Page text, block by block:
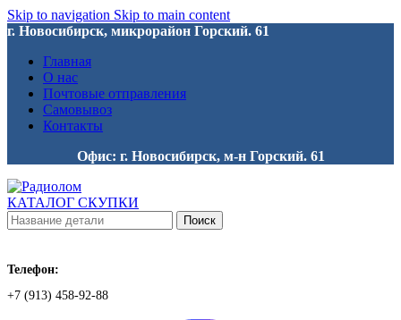
Skip to navigation Skip to main content
г. Новосибирск, микрорайон Горский. 61
Главная
О нас
Почтовые отправления
Самовывоз
Контакты
Офис: г. Новосибирск, м-н Горский. 61
КАТАЛОГ СКУПКИ
Поиск
Телефон:
+7 (913) 458-92-88